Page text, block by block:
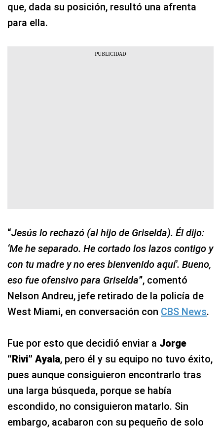
que, dada su posición, resultó una afrenta
para ella.
“Jesús lo rechazó (al hijo de Griselda). Él dijo:
‘Me he separado. He cortado los lazos contigo y
con tu madre y no eres bienvenido aquí'. Bueno,
eso fue ofensivo para Griselda”, comentó
Nelson Andreu, jefe retirado de la policía de
West Miami, en conversación con CBS News.
Fue por esto que decidió enviar a Jorge
“Rivi” Ayala, pero él y su equipo no tuvo éxito,
pues aunque consiguieron encontrarlo tras
una larga búsqueda, porque se había
escondido, no consiguieron matarlo. Sin
embargo, acabaron con su pequeño de solo